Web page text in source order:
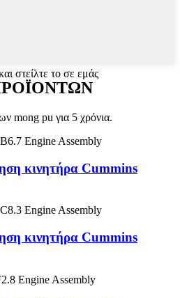
στείλτε το σε εμάς
mong pu για 5 χρόνια.
κινητήρα Cummins
κινητήρα Cummins